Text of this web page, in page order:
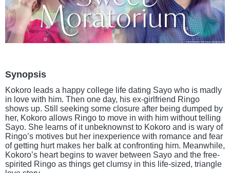
Synopsis
Kokoro leads a happy college life dating Sayo who is madly
in love with him. Then one day, his ex-girlfriend Ringo
shows up. Still seeking some closure after being dumped by
her, Kokoro allows Ringo to move in with him without telling
Sayo. She learns of it unbeknownst to Kokoro and is wary of
Ringo’s motives but her inexperience with romance and fear
of getting hurt makes her balk at confronting him. Meanwhile,
Kokoro’s heart begins to waver between Sayo and the free-
spirited Ringo as things get clumsy in this life-sized, triangle